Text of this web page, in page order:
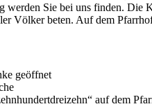
Sie bei uns finden. Die
Völker beten. Auf dem
geöffnet
auf dem